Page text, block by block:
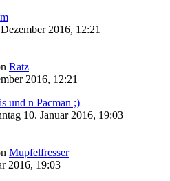
2016, 12:21
Ratz
2016, 12:21
und n Pacman ;)
10. Januar 2016, 19:03
Mupfelfresser
2016, 19:03